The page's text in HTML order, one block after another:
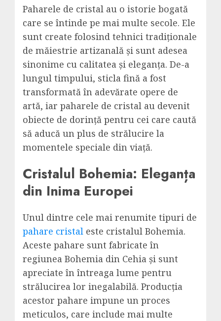
Paharele de cristal au o istorie bogată
care se întinde pe mai multe secole. Ele
sunt create folosind tehnici tradiționale
de măiestrie artizanală și sunt adesea
sinonime cu calitatea și eleganța. De-a
lungul timpului, sticla fină a fost
transformată în adevărate opere de
artă, iar paharele de cristal au devenit
obiecte de dorință pentru cei care caută
să aducă un plus de strălucire la
momentele speciale din viață.
Cristalul Bohemia: Eleganța
din Inima Europei
Unul dintre cele mai renumite tipuri de
pahare cristal este cristalul Bohemia.
Aceste pahare sunt fabricate în
regiunea Bohemia din Cehia și sunt
apreciate în întreaga lume pentru
strălucirea lor inegalabilă. Producția
acestor pahare impune un proces
meticulos, care include mai multe